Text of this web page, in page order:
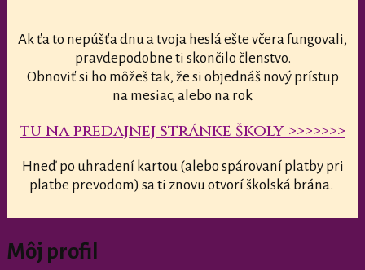
Ak ťa to nepúšťa dnu a tvoja heslá ešte včera fungovali,
pravdepodobne ti skončilo členstvo.
Obnoviť si ho môžeš tak, že si objednáš nový prístup
na mesiac, alebo na rok
tu na predajnej stránke školy >>>>>>>
Hneď po uhradení kartou (alebo spárovaní platby pri
platbe prevodom) sa ti znovu otvorí školská brána.
Môj profil